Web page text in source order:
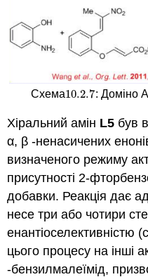
Схема10.2.7
10.2.7: Доміно
Хіральний амін L5 був
α, β -ненасичених
визначеного режиму
присутності 2-
добавки. Реакція дає
несе три або чотири
енантіоселективністю
цього процесу на інші
-бензилмалеїмід,